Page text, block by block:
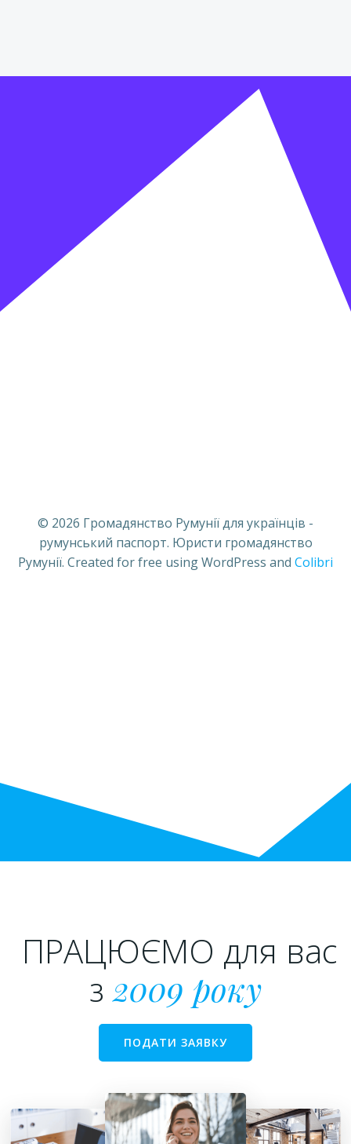
© 2026 Громадянство Румунії для українців -
румунський паспорт. Юристи громадянство
Румунії. Created for free using WordPress and Colibri
ПРАЦЮЄМО для вас
з2009 року
ПОДАТИ ЗАЯВКУ